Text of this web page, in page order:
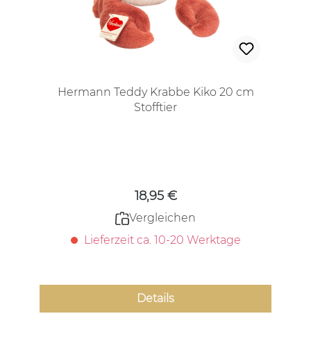
Hermann Teddy Krabbe Kiko 20 cm
Stofftier
18,95 €
Vergleichen
Lieferzeit ca. 10-20 Werktage
Details